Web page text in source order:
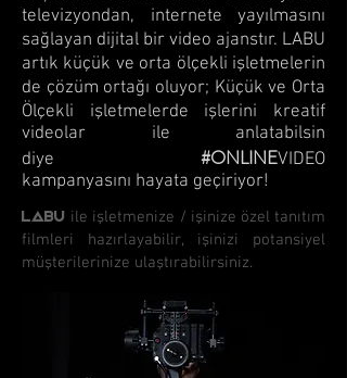
televizyondan, internete yayılmasını
sağlayan dijital bir video ajanstır. LABU
artık küçük ve orta ölçekli işletmelerin
de çözüm ortağı oluyor; Küçük ve Orta
Ölçekli işletmelerde işlerini kreatif
videolar ile anlatabilsin
diye
#ONLINEVIDEO
kampanyasını hayata geçiriyor!
LABU ile işletmenize / işinize özel tanıtım
filmleri hazırlayabilir, işinizi potansiyel
müşterilerinize ulaştırabilirsiniz.